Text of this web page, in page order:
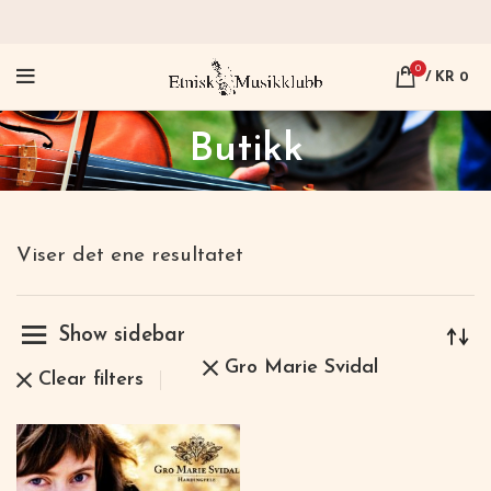
0
/ KR 0
Butikk
Viser det ene resultatet
Show sidebar
Clear filters
Gro Marie Svidal